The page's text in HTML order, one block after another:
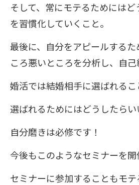
そして、常にモテるためにはど
を習慣化していくこと。
最後に、自分をアピールする
ころ悪いところを分析し、自己
婚活では結婚相手に選ばれるこ
選ばれるためにはどうしたらい
自分磨きは必修です！
今後もこのようなセミナーを開
セミナーに参加することもモ